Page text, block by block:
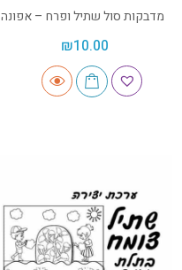
מדבקות סול שתיל ופרח – אפונה
₪10.00